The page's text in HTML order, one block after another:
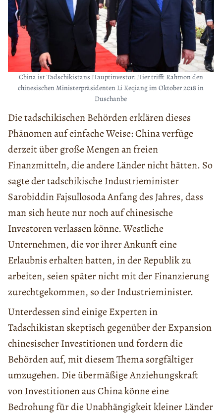
China ist Tadschikistans Hauptinvestor: Hier trifft Rahmon den
chinesischen Ministerpräsidenten Li Keqiang im Oktober 2018 in
Duschanbe
Die tadschikischen Behörden erklären dieses
Phänomen auf einfache Weise: China verfüge
derzeit über große Mengen an freien
Finanzmitteln, die andere Länder nicht hätten. So
sagte der tadschikische Industrieminister
Sarobiddin Fajsullosoda Anfang des Jahres, dass
man sich heute nur noch auf chinesische
Investoren verlassen könne. Westliche
Unternehmen, die vor ihrer Ankunft eine
Erlaubnis erhalten hatten, in der Republik zu
arbeiten, seien später nicht mit der Finanzierung
zurechtgekommen, so der Industrieminister.
Unterdessen sind einige Experten in
Tadschikistan skeptisch gegenüber der Expansion
chinesischer Investitionen und fordern die
Behörden auf, mit diesem Thema sorgfältiger
umzugehen. Die übermäßige Anziehungskraft
von Investitionen aus China könne eine
Bedrohung für die Unabhängigkeit kleiner Länder